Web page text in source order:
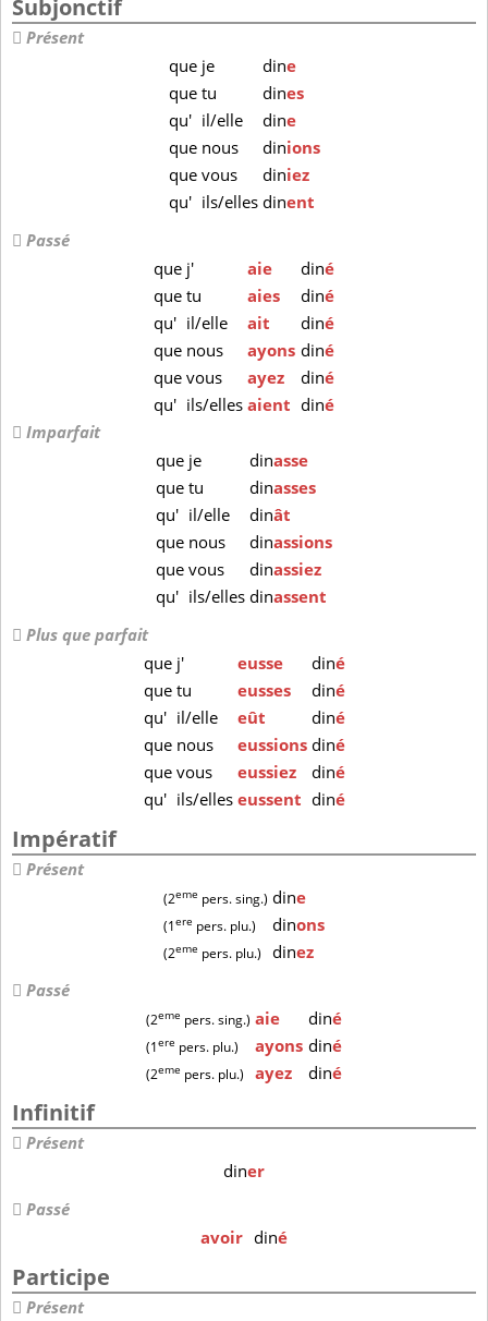
Subjonctif
Présent
que je dine
que tu dines
qu' il/elle dine
que nous dinions
que vous diniez
qu' ils/elles dinent
Passé
que j' aie diné
quetu aies diné
qu' il/elle ait diné
que nous ayons diné
quevous ayez diné
qu' ils/ellesaient diné
Imparfait
que je dinasse
quetu dinasses
qu' il/elle dinât
que nous dinassions
quevous dinassiez
qu' ils/ellesdinassent
Plus que parfait
que j' eusse diné
que tu eusses diné
qu' il/elle eût diné
que nous eussions diné
que vous eussiez diné
qu' ils/elles eussent diné
Impératif
Présent
(2eme pers. sing.) dine
(1ere pers. plu.) dinons
(2eme pers. plu.) dinez
Passé
(2eme pers. sing.) aie diné
(1ere pers. plu.) ayons diné
(2eme pers. plu.) ayez diné
Infinitif
Présent
diner
Passé
avoir diné
Participe
Présent